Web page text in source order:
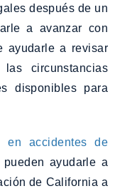
después de un
a avanzar con
ayudarle a revisar
circunstancias
disponibles para
en accidentes de
ayudarle a
de California a